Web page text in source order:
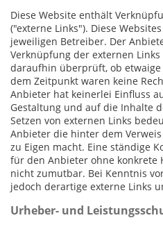
Diese Website enthält
("externe Links"). Diese
jeweiligen Betreiber. Der
Verknüpfung der externen
daraufhin überprüft, ob etwaige
dem Zeitpunkt waren keine
Anbieter hat keinerlei Einfluss
Gestaltung und auf die Inhalte
Setzen von externen Links
Anbieter die hinter dem
zu Eigen macht. Eine ständige
für den Anbieter ohne konkrete
nicht zumutbar. Bei Kenntnis
jedoch derartige externe Links
Urheber- und